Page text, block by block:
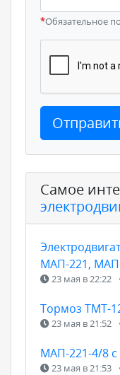
*Обязательное
Самое
МАП-221,
23 мая в 22:22
Тормоз ТМТ-
23 мая в 21:52
МАП-221-4/8
23 мая в 21:53